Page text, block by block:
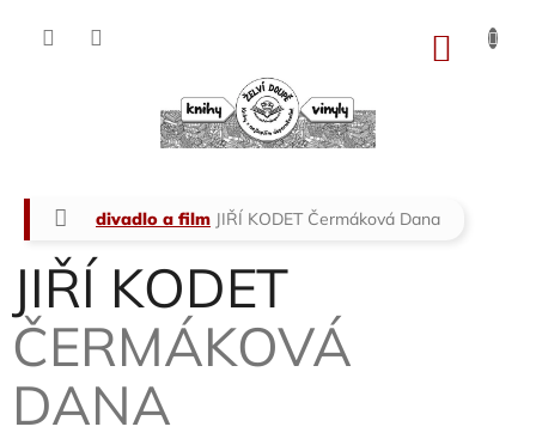
Domů
divadlo a film JIŘÍ KODET Čermáková Dana
JIŘÍ KODET
ČERMÁKOVÁ
DANA